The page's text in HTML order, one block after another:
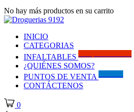
No hay más productos en su carrito
INICIO
CATEGORIAS
INFALTABLES
¿QUIÉNES SOMOS?
PUNTOS DE VENTA
CONTÁCTENOS
0